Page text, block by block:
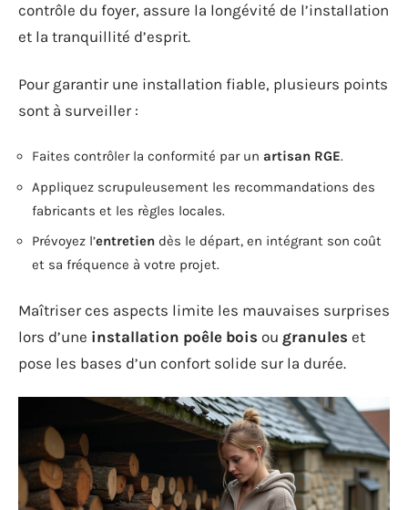
contrôle du foyer, assure la longévité de l’installation
et la tranquillité d’esprit.
Pour garantir une installation fiable, plusieurs points
sont à surveiller :
Faites contrôler la conformité par un artisan RGE.
Appliquez scrupuleusement les recommandations des
fabricants et les règles locales.
Prévoyez l’entretien dès le départ, en intégrant son coût
et sa fréquence à votre projet.
Maîtriser ces aspects limite les mauvaises surprises
lors d’une installation poêle bois ou granules et
pose les bases d’un confort solide sur la durée.